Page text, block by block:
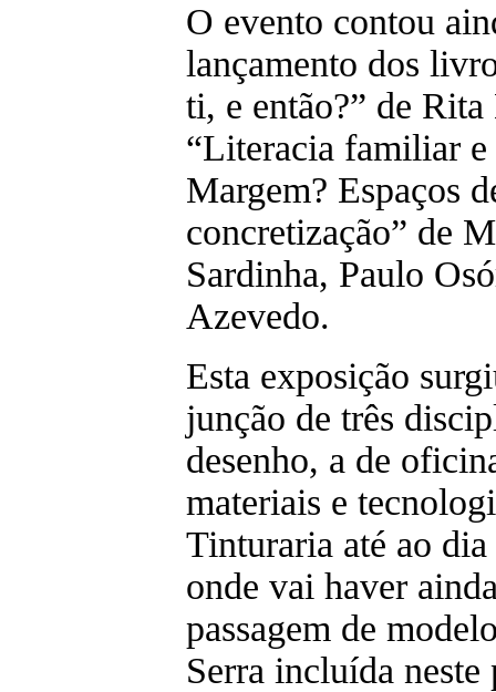
O evento contou
lançamento dos
ti, e então?” de
“Literacia familiar e
Margem? Espaços
concretização” de
Sardinha, Paulo
Azevedo.
Esta exposição
junção de três
desenho, a de
materiais e
Tinturaria até ao
onde vai haver
passagem de
Serra incluída neste